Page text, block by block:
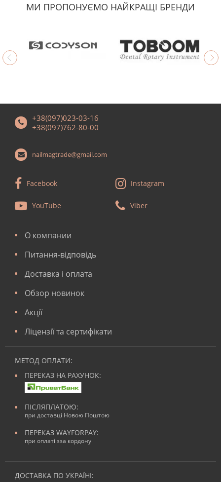
МИ ПРОПОНУЄМО НАЙКРАЩІ БРЕНДИ
+38(097)023-03-16
+38(097)762-80-00
nailmagtrade@gmail.com
Facebook Instagram
YouTube Viber
О компании
Питання-відповідь
Доставка і оплата
Обзор новинок
Акції
Ліцензії та сертифікати
МЕТОД ОПЛАТИ:
ПЕРЕКАЗ НА РАХУНОК:
ПІСЛЯПЛАТОЮ:
при доставці Новою Поштою
ПЕРЕКАЗ WAYFORPAY:
при оплаті зза кордону
ДОСТАВКА ПО УКРАЇНІ: